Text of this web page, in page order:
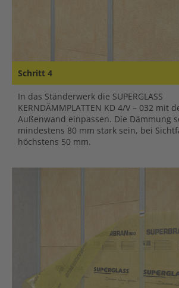
Schritt 4
In das Ständerwerk die SUPERGLASS
KERNDÄMMPLATTEN KD 4/V – 032 mit
Außenwand einpassen. Die Dämmung
mindestens 80 mm stark sein, bei
höchstens 50 mm.